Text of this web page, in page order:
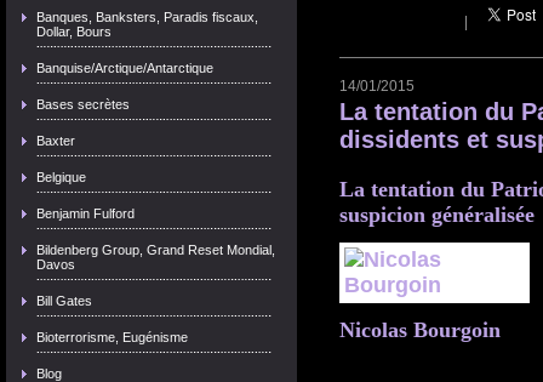
Banques, Banksters, Paradis fiscaux,
Dollar, Bours
Banquise/Arctique/Antarctique
Bases secrètes
Baxter
Belgique
Benjamin Fulford
Bildenberg Group, Grand Reset Mondial,
Davos
Bill Gates
Bioterrorisme, Eugénisme
Blog
14/01/2015
La tentation du
dissidents et
La tentation du
suspicion généralisée
Nicolas Bourgoin